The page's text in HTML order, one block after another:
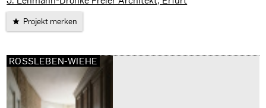
Projekt merken
ROSSLEBEN-WIEHE